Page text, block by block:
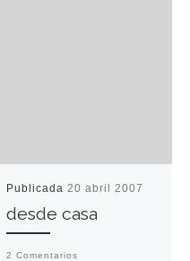
Publicada 20 abril 2007
desde casa
2 Comentarios